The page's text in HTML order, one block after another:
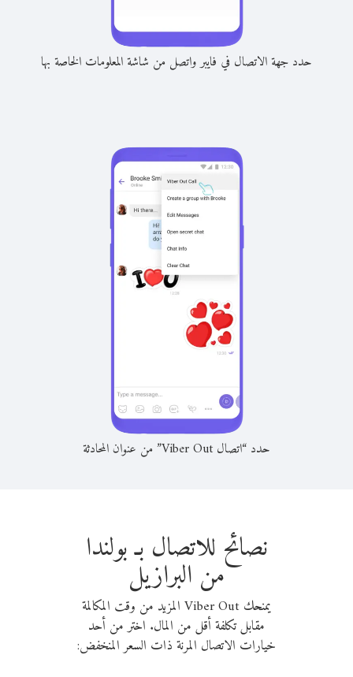
حدد جهة الاتصال في فايبر واتصل من شاشة المعلومات الخاصة بها
حدد “اتصال Viber Out” من عنوان المحادثة
نصائح للاتصال بـ بولندا
من البرازيل
يمنحك Viber Out المزيد من وقت المكالمة
مقابل تكلفة أقل من المال. اختر من أحد
خيارات الاتصال المرنة ذات السعر المنخفض: